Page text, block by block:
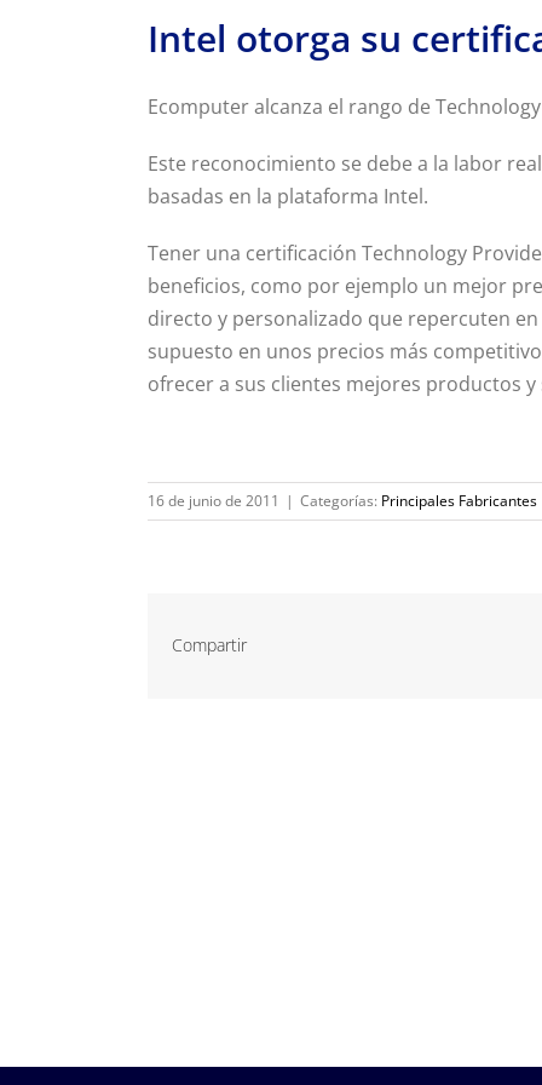
Intel otorga su
Ecomputer alcanza el rango de
Este reconocimiento se debe a la labor
basadas en la plataforma Intel.
Tener una certificación Technology
beneficios, como por ejemplo un mejor
directo y personalizado que repercuten
supuesto en unos precios más
ofrecer a sus clientes mejores productos y
16 de junio de 2011 | Categorías: Principales Fabricantes
Compartir